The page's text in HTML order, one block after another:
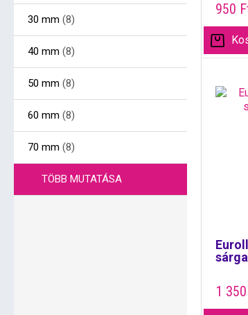
30 mm (8)
40 mm (8)
50 mm (8)
60 mm (8)
70 mm (8)
TÖBB MUTATÁSA
950
1 350